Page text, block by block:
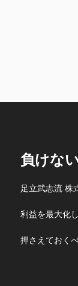
負けな
足立武志流 株
利益を最大化
押さえておく